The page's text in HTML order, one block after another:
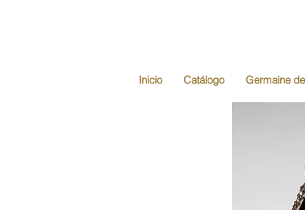
Inicio Catálogo Germaine